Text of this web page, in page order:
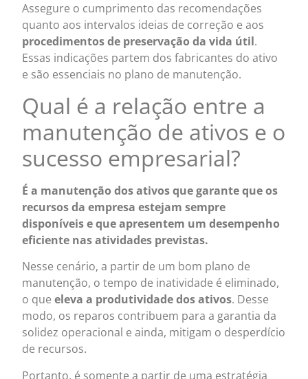
Assegure o cumprimento das recomendações
quanto aos intervalos ideias de correção e aos
procedimentos de preservação da vida útil.
Essas indicações partem dos fabricantes do ativo
e são essenciais no plano de manutenção.
Qual é a relação entre a
manutenção de ativos e o
sucesso empresarial?
É a manutenção dos ativos que garante que os
recursos da empresa estejam sempre
disponíveis e que apresentem um desempenho
eficiente nas atividades previstas.
Nesse cenário, a partir de um bom plano de
manutenção, o tempo de inatividade é eliminado,
o que eleva a produtividade dos ativos. Desse
modo, os reparos contribuem para a garantia da
solidez operacional e ainda, mitigam o desperdício
de recursos.
Portanto, é somente a partir de uma estratégia